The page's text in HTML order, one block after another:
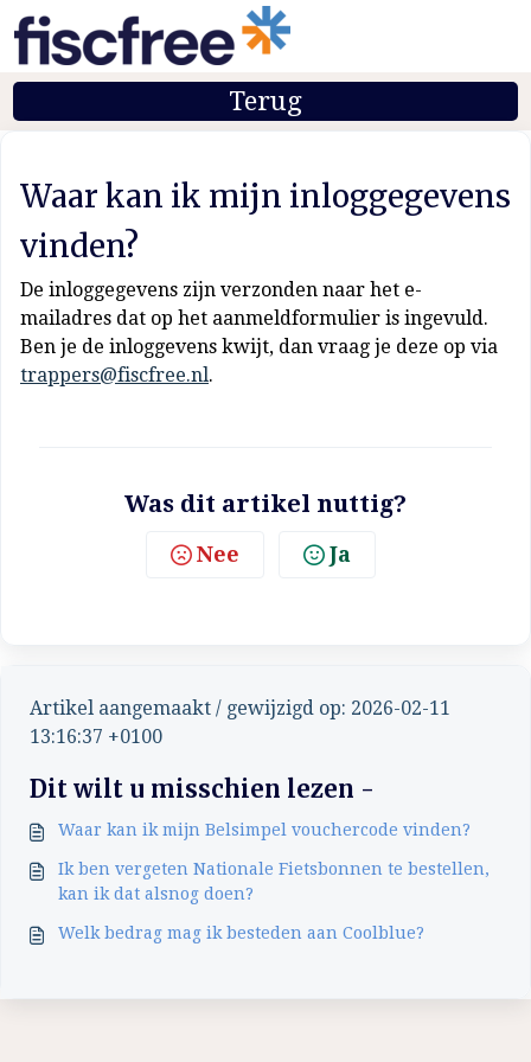
Terug
Waar kan ik mijn inloggegevens
vinden?
De inloggegevens zijn verzonden naar het e-
mailadres dat op het aanmeldformulier is ingevuld.
Ben je de inloggevens kwijt, dan vraag je deze op via
trappers@fiscfree.nl.
Was dit artikel nuttig?
Nee Ja
Artikel aangemaakt / gewijzigd op: 2026-02-11
13:16:37 +0100
Dit wilt u misschien lezen -
Waar kan ik mijn Belsimpel vouchercode vinden?
Ik ben vergeten Nationale Fietsbonnen te bestellen,
kan ik dat alsnog doen?
Welk bedrag mag ik besteden aan Coolblue?